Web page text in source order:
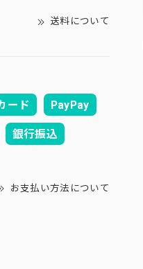
送料について
ード PayPay
銀行振込
お支払い方法について